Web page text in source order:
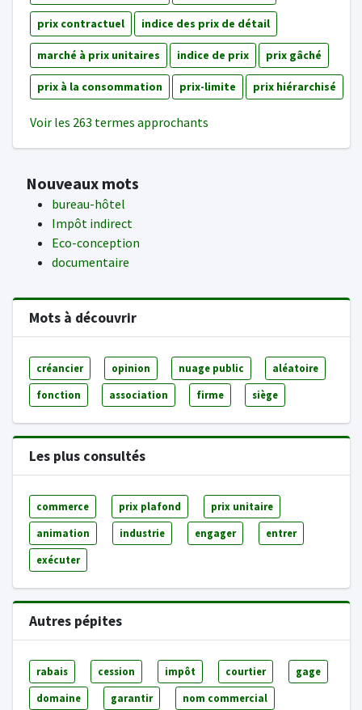
prix contractuel indice des prix de détail
marché à prix unitaires indice de prix prix gâché
prix à la consommation prix-limite prix hiérarchisé
Voir les 263 termes approchants
Nouveaux mots
bureau-hôtel
Impôt indirect
Eco-conception
documentaire
Mots à découvrir
créancier opinion nuage public aléatoire
fonction association firme siège
Les plus consultés
commerce prix plafond prix unitaire
animation industrie engager entrer
exécuter
Autres pépites
rabais cession impôt courtier gage
domaine garantir nom commercial